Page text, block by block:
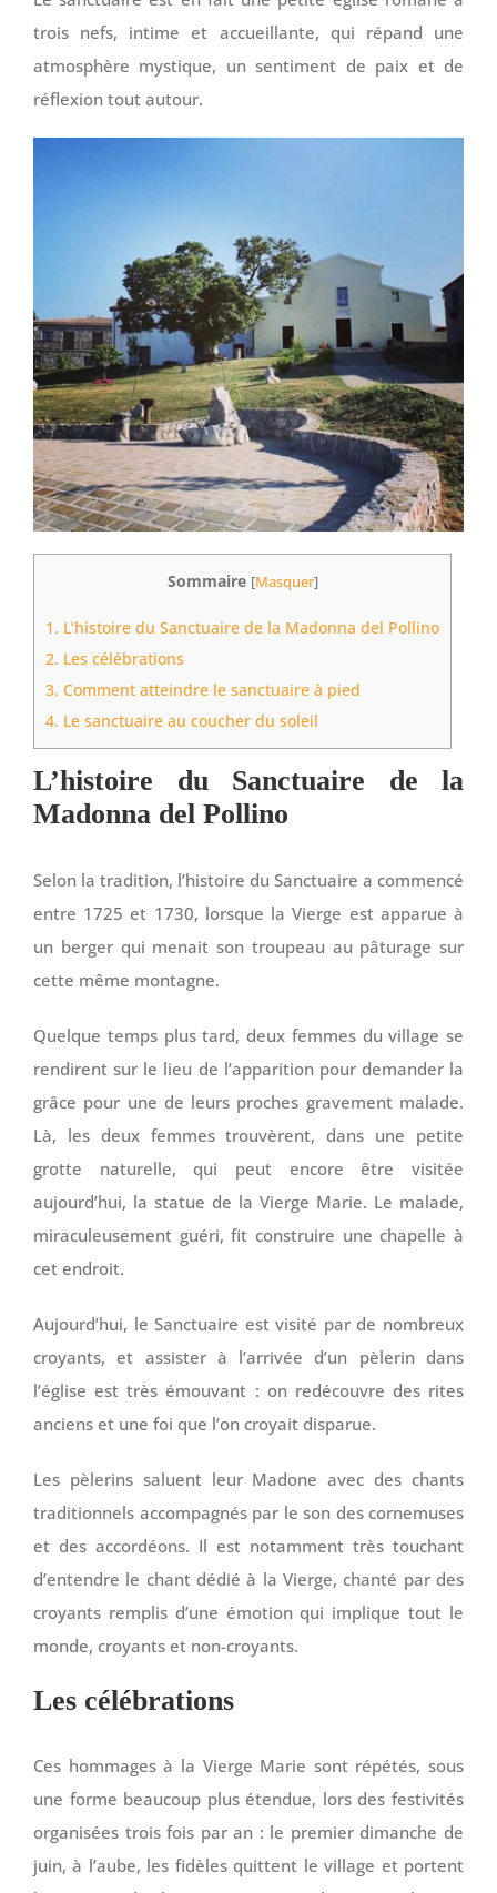
trois nefs, intime et accueillante, qui répand une
atmosphère mystique, un sentiment de paix et de
réflexion tout autour.
Sommaire [Masquer]
1. L’histoire du Sanctuaire de la Madonna del Pollino
2. Les célébrations
3. Comment atteindre le sanctuaire à pied
4. Le sanctuaire au coucher du soleil
L’histoire du Sanctuaire de la
Madonna del Pollino
Selon la tradition, l’histoire du Sanctuaire a commencé
entre 1725 et 1730, lorsque la Vierge est apparue à
un berger qui menait son troupeau au pâturage sur
cette même montagne.
Quelque temps plus tard, deux femmes du village se
rendirent sur le lieu de l’apparition pour demander la
grâce pour une de leurs proches gravement malade.
Là, les deux femmes trouvèrent, dans une petite
grotte naturelle, qui peut encore être visitée
aujourd’hui, la statue de la Vierge Marie. Le malade,
miraculeusement guéri, fit construire une chapelle à
cet endroit.
Aujourd’hui, le Sanctuaire est visité par de nombreux
croyants, et assister à l’arrivée d’un pèlerin dans
l’église est très émouvant : on redécouvre des rites
anciens et une foi que l’on croyait disparue.
Les pèlerins saluent leur Madone avec des chants
traditionnels accompagnés par le son des cornemuses
et des accordéons. Il est notamment très touchant
d’entendre le chant dédié à la Vierge, chanté par des
croyants remplis d’une émotion qui implique tout le
monde, croyants et non-croyants.
Les célébrations
Ces hommages à la Vierge Marie sont répétés, sous
une forme beaucoup plus étendue, lors des festivités
organisées trois fois par an : le premier dimanche de
juin, à l’aube, les fidèles quittent le village et portent